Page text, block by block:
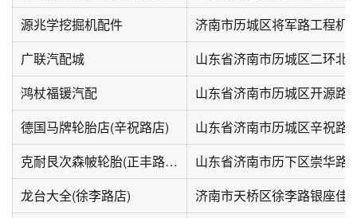
源兆学挖掘机配件
济南市历城区将军路工程机
广联汽配城
山东省济南市历城区二环北
鸿杖福锾汽配
山东省济南市历城区开源路
德国马牌轮胎店(辛祝路店)
山东省济南市历城区辛祝路
克耐艮次森帔轮胎(正丰路店)
山东省济南市历下区崇华路
龙台大全(徐李路店)